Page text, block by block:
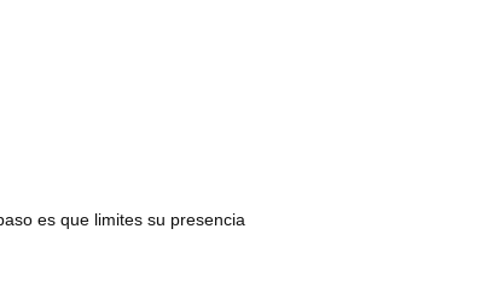
es que limites su presencia